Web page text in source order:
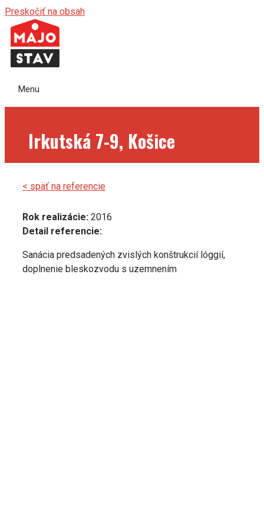
Preskočiť na obsah
Menu
Irkutská 7-9, Košice
< späť na referencie
Rok realizácie: 2016
Detail referencie:
Sanácia predsadených zvislých konštrukcií lóggií,
doplnenie bleskozvodu s uzemnením